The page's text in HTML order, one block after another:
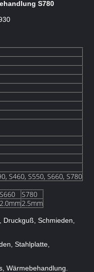
S780
S460, S550, S660, S780
S660
S780
2.0mm2.5mm
Schmieden,
Stahlplatte,
Wärmebehandlung.